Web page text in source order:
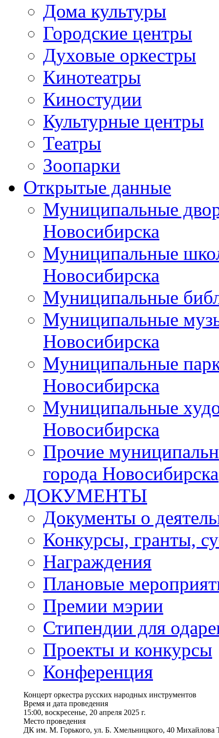
Дома культуры
Городские центры
Духовые оркестры
Кинотеатры
Киностудии
Культурные центры
Театры
Зоопарки
Открытые данные
Муниципальные
Новосибирска
Муниципальные
Новосибирска
Муниципальные
Муниципальные
Новосибирска
Муниципальные
Новосибирска
Муниципальные
Новосибирска
Прочие
города Новосибирска
ДОКУМЕНТЫ
Документы о
Конкурсы, гранты,
Награждения
Плановые
Премии мэрии
Стипендии для
Проекты и конкурсы
Конференция
Концерт оркестра русских народных инструментов
Время и дата проведения
15:00, воскресенье, 20 апреля 2025 г.
Место проведения
ДК им. М. Горького, ул. Б. Хмельницкого, 40 Михайлова